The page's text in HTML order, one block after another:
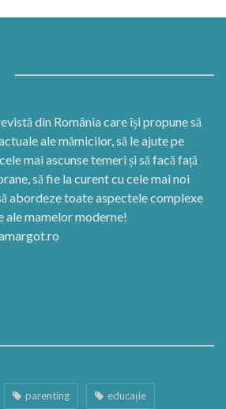
din România care își propune să
ale mămicilor, să le ajute pe
mai ascunse temeri și să facă față
să fie la curent cu cele mai noi
abordeze toate aspectele complexe
ale mamelor moderne!
parenting educație